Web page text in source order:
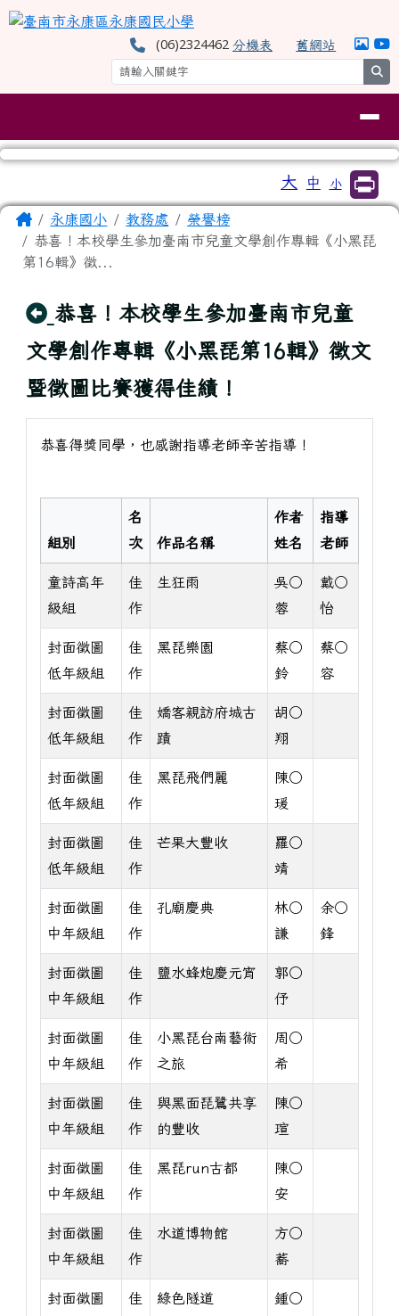
跳至主內容區
臺南市永康區永康國民小學
(06)2324462分機表 舊網站
⏸
大 中 小
主內容區域
Home永康國小 教務處
榮譽榜
恭喜！本校學生參加臺南市兒童文學創作專輯《小黑琵
第16輯》徵...
回上頁
恭喜！本校學生參加臺南市兒童
文學創作專輯《小黑琵第16輯》徵文
暨徵圖比賽獲得佳績！
恭喜得獎同學，也感謝指導老師辛苦指導！
組別
名
次
作品名稱
作者
姓名
指導
老師
童詩高年
級組
佳
作
生狂雨
吳○
蓉
戴○
怡
封面徵圖
低年級組
佳
作
黑琵樂園
蔡○
鈴
蔡○
容
封面徵圖
低年級組
佳
作
嬌客親訪府城古
蹟
胡○
翔
封面徵圖
低年級組
佳
作
黑琵飛們麗
陳○
瑗
封面徵圖
低年級組
佳
作
芒果大豐收
羅○
靖
封面徵圖
中年級組
佳
作
孔廟慶典
林○
謙
余○
鋒
封面徵圖
中年級組
佳
作
鹽水蜂炮慶元宵
郭○
伃
封面徵圖
中年級組
佳
作
小黑琵台南藝術
之旅
周○
希
封面徵圖
中年級組
佳
作
與黑面琵鷺共享
的豐收
陳○
瑄
封面徵圖
中年級組
佳
作
黑琵run古都
陳○
安
封面徵圖
中年級組
佳
作
水道博物館
方○
蕎
封面徵圖
佳
綠色隧道
鍾○
頁尾區域